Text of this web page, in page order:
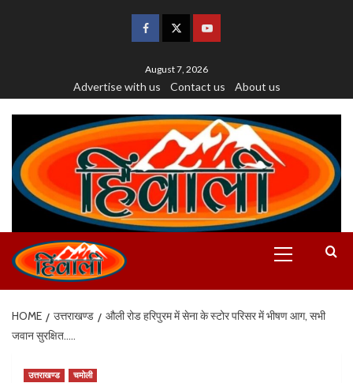
August 7, 2026
Advertise with us Contact us About us
HOME उत्तराखण्ड
औली रोड हरिपुरम में सेना के स्टोर परिसर में भीषण आग, सभी
जवान सुरक्षित…..
उत्तराखण्ड चमोली